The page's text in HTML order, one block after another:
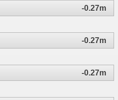
-0.27m
-0.27m
-0.27m